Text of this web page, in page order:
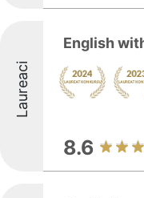
Laureaci
English
8.6